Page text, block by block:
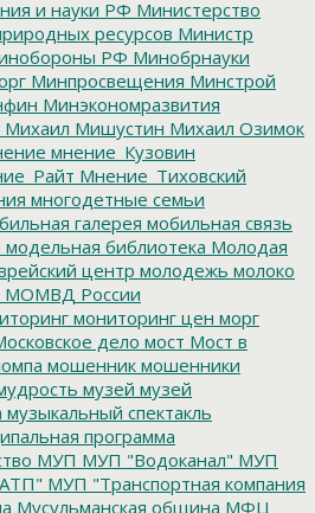
и науки РФ Министерство
ресурсов Министр
РФ Минобрнауки
Минпросвещения Минстрой
Минэкономразвития
Михаил Мишустин Михаил Озимок
мнение_Кузовин
Мнение_Тиховский
многодетные семьи
галерея мобильная связь
модельная библиотека Молодая
центр молодежь молоко
МОМВД России
мониторинг цен морг
дело мост Мост в
мошенник мошенники
музей музей
музыкальный спектакль
программа
МУП МУП "Водоканал" МУП
МУП "Транспортная компания
Мусульманская община МФЦ